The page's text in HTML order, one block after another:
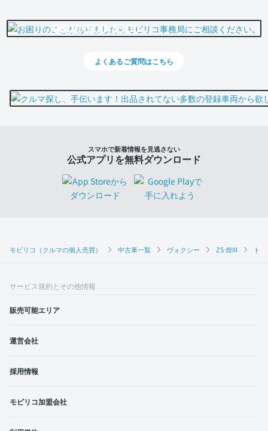
モビリコ（クルマの個人売買） 中古車一覧 ヴォクシー ZS 煌III ト
0800-500-5500
よくあるご質問はこちら
スマホで新着情報を見逃さない
公式アプリを無料ダウンロード
サービス規約とその他情報
販売可能エリア
運営会社
採用情報
モビリコ加盟会社